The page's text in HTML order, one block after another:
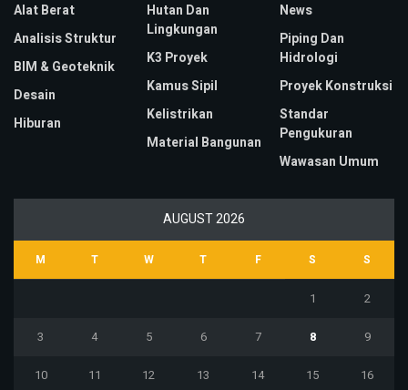
Alat Berat
Analisis Struktur
BIM & Geoteknik
Desain
Hiburan
Hutan Dan
Lingkungan
K3 Proyek
Kamus Sipil
Kelistrikan
Material Bangunan
News
Piping Dan
Hidrologi
Proyek Konstruksi
Standar
Pengukuran
Wawasan Umum
AUGUST 2026
M T W T F S S
1 2
3 4 5 6 7 8 9
10 11 12 13 14 15 16